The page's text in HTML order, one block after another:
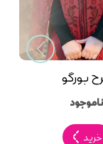
بورگو
ناموجود
خرید